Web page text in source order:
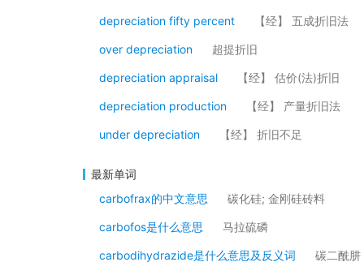
depreciation fifty percent 【经】 五成折旧法
over depreciation 超提折旧
depreciation appraisal 【经】 估价(法)折旧
depreciation production 【经】 产量折旧法
under depreciation 【经】 折旧不足
最新单词
carbofrax的中文意思
碳化硅; 金刚硅砖料
carbofos是什么意思 马拉硫磷
carbodihydrazide是什么意思及反义词 碳二酰肼